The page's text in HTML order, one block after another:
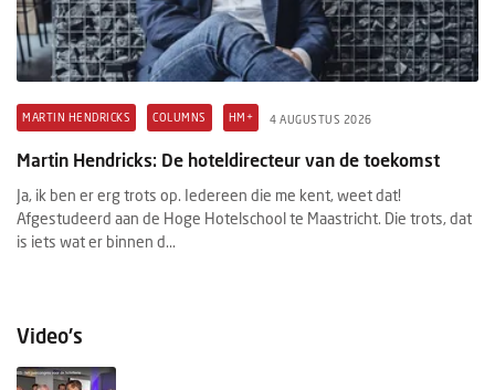
MARTIN HENDRICKS COLUMNS HM+ 4 AUGUSTUS 2026
Martin Hendricks: De hoteldirecteur van de toekomst
Ja, ik ben er erg trots op. Iedereen die me kent, weet dat!
Afgestudeerd aan de Hoge Hotelschool te Maastricht. Die trots, dat
is iets wat er binnen d...
Video's